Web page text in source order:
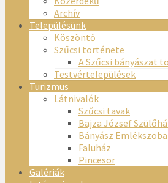
Archív
Településünk
Köszöntő
Szűcsi története
A Szűcsi bányászat
Testvértelepülések
Turizmus
Látnivalók
Szűcsi tavak
Bajza József
Bányász Emlékszoba
Faluház
Pincesor
Galériák